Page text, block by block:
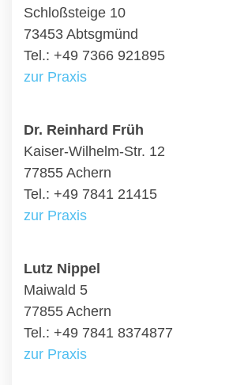
Schloßsteige 10
73453 Abtsgmünd
Tel.: +49 7366 921895
zur Praxis
Dr. Reinhard Früh
Kaiser-Wilhelm-Str. 12
77855 Achern
Tel.: +49 7841 21415
zur Praxis
Lutz Nippel
Maiwald 5
77855 Achern
Tel.: +49 7841 8374877
zur Praxis